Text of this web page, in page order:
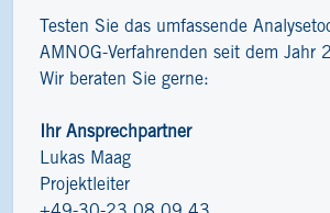
Testen Sie das umfassende
AMNOG-Verfahrenden seit dem Jahr
Wir beraten Sie gerne:
Ihr Ansprechpartner
Lukas Maag
Projektleiter